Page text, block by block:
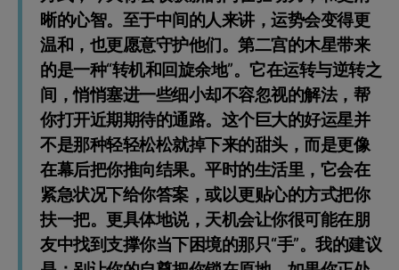
晰的心智。至于中间的人来讲，运势会变得更
温和，也更愿意守护他们。第二宫的木星带来
的是一种“转机和回旋余地”。它在运转与逆转之
间，悄悄塞进一些细小却不容忽视的解法，帮
你打开近期期待的通路。这个巨大的好运星并
不是那种轻轻松松就掉下来的甜头，而是更像
在幕后把你推向结果。平时的生活里，它会在
紧急状况下给你答案，或以更贴心的方式把你
扶一把。更具体地说，天机会让你很可能在朋
友中找到支撑你当下困境的那只“手”。我的建议